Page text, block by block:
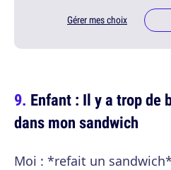
Gérer mes choix
Enfant : Il y a trop de
dans mon sandwich
Moi : *refait un sandwich*